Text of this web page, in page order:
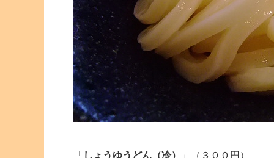
「 しょうゆうどん（冷）
」（３００円）